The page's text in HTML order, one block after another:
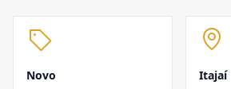
Novo Itajaí